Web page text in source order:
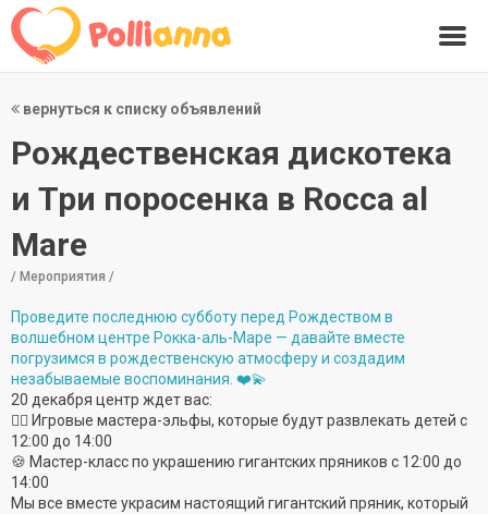
вернуться к списку объявлений
Рождественская дискотека
и Три поросенка в Rocca al
Mare
/ Мероприятия /
Проведите последнюю субботу перед Рождеством в
волшебном центре Рокка-аль-Маре — давайте вместе
погрузимся в рождественскую атмосферу и создадим
незабываемые воспоминания. ❤️💫
20 декабря центр ждет вас:
🤸‍♀️ Игровые мастера-эльфы, которые будут развлекать детей с
12:00 до 14:00
🍪 Мастер-класс по украшению гигантских пряников с 12:00 до
14:00
Мы все вместе украсим настоящий гигантский пряник, который